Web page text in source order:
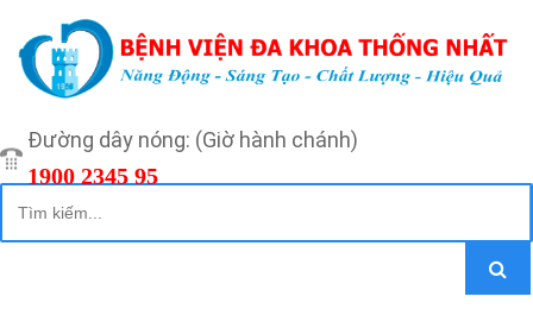
Đường dây nóng: (Giờ hành chánh)
1900 2345 95